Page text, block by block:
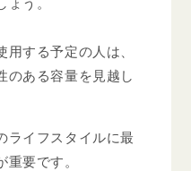
う。
用する予定の人は、
のある容量を見越し
ライフスタイルに最
要です。